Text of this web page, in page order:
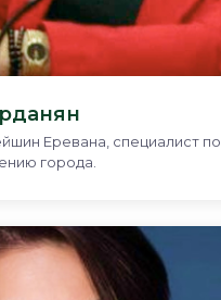
Еревана, специалист по
города.